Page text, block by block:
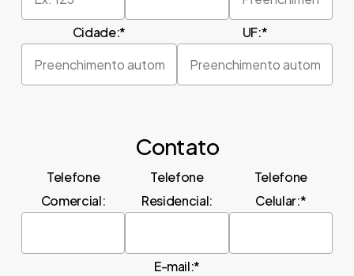
Cidade:* UF:*
Contato
Telefone
Comercial:
Telefone
Residencial:
Telefone
Celular:*
E-mail:*